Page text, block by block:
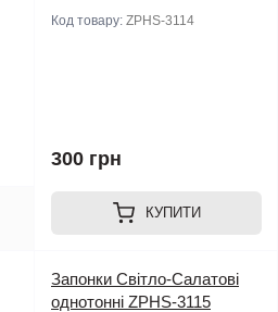
Код товару: ZPHS-3114
300 грн
КУПИТИ
Запонки Світло-Салатові
однотонні ZPHS-3115